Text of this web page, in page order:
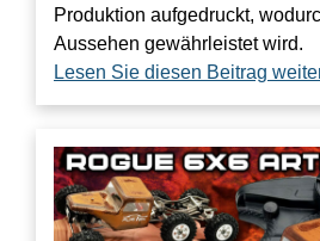
Produktion aufgedruckt,
Aussehen gewährleistet wird.
Lesen Sie diesen Beitrag